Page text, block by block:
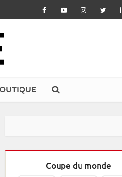
Coupe du monde